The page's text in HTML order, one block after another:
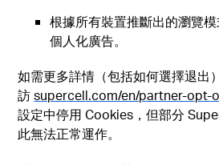
根據所有裝置推斷出的瀏覽
個人化廣告。
如需更多詳情（包括如何選擇退出
訪supercell.com/en/partner-opt-
設定中停用 Cookies，但部分
此無法正常運作。